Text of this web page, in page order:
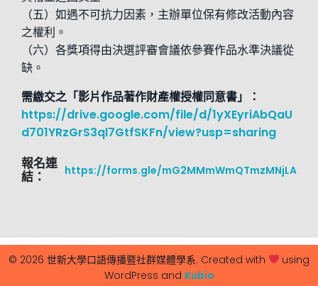
（五）如遇不可抗力因素，主辦單位保有修改活動內容
之權利。
（六）各獎項得由決選評審會議依參賽作品水準決議從
缺。
需繳交之「影片作品著作財產權授權同意書」：
https://drive.google.com/file/d/1yXEyriAbQaU
d701YRzGrS3ql7GtfSKFn/view?usp=sharing
報名連
結： https://forms.gle/mG2MMmWmQTmzMNjLA
© 2026 世新大學口語傳播暨社群媒體學系. Created with
using
WordPress and Kubio